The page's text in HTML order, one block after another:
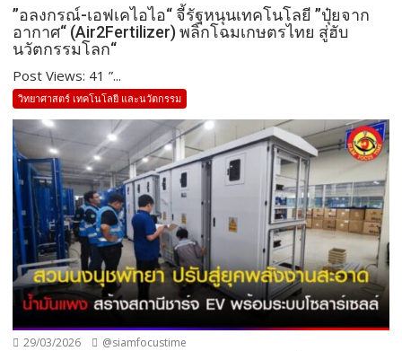
”อลงกรณ์-เอฟเคไอไอ“ จี้รัฐหนุนเทคโนโลยี ”ปุ๋ยจาก
อากาศ“ (Air2Fertilizer) พลิกโฉมเกษตรไทย สู่ฮับ
นวัตกรรมโลก“
Post Views: 41 ”...
วิทยาศาสตร์ เทคโนโลยี และนวัตกรรม
29/03/2026 @siamfocustime